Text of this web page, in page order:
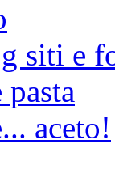
siti e
aceto!